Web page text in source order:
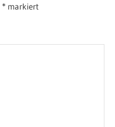
* markiert